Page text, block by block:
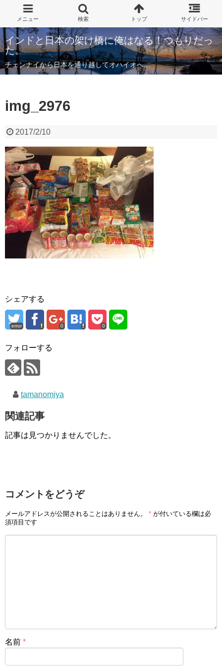
インドと日本の架け橋に俺はなる！つもりだっ
た。
チェンナイから日本を通り越してオハイオへ…
img_2976
2017/2/10
シェアする
error 0 0
フォローする
tamanomiya
関連記事
記事は見つかりませんでした。
コメントをどうぞ
メールアドレスが公開されることはありません。 * が付いている欄は必
須項目です
名前 *